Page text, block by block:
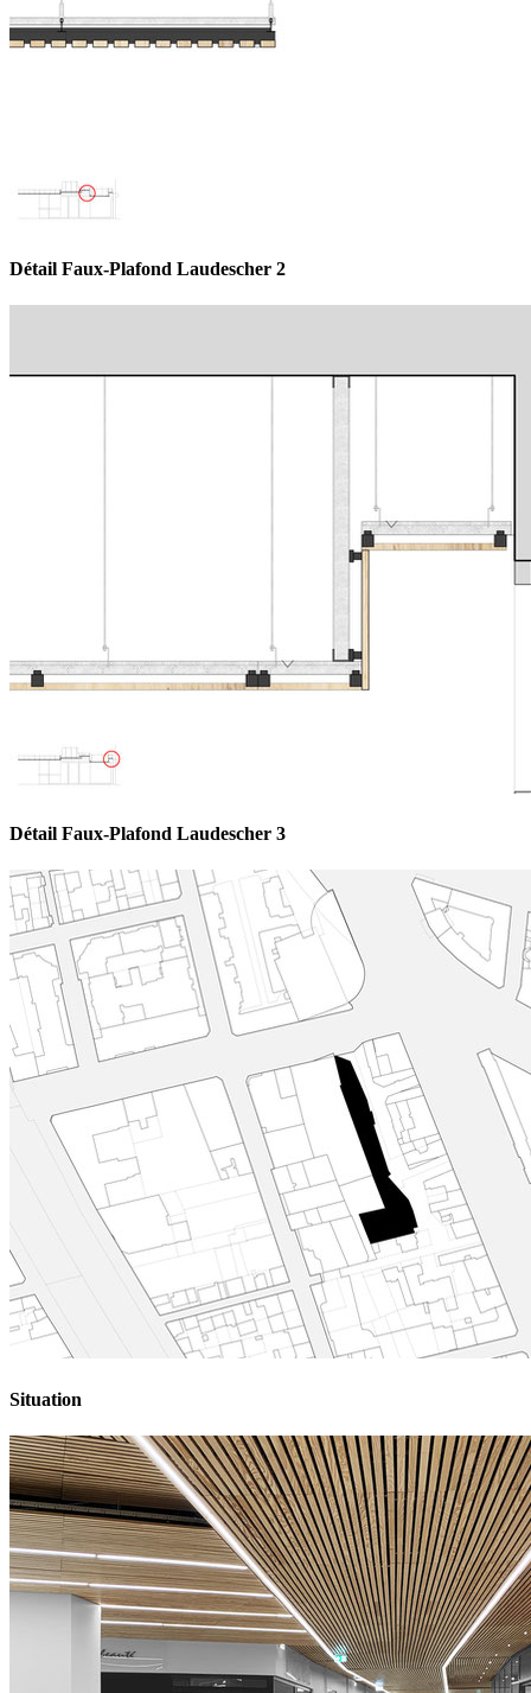
Détail Faux-Plafond Laudescher 2
Détail Faux-Plafond Laudescher 3
Situation